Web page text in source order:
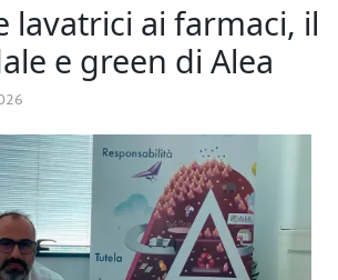
lavatrici ai farmaci, il
e green di Alea